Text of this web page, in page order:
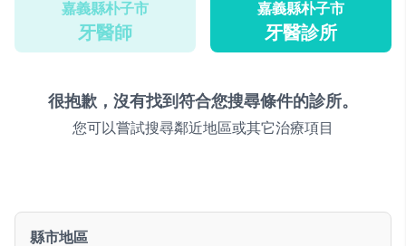
嘉義縣朴子市
牙醫師
嘉義縣朴子市
牙醫診所
很抱歉，沒有找到符合您搜尋條件的診所。
您可以嘗試搜尋鄰近地區或其它治療項目
縣市地區